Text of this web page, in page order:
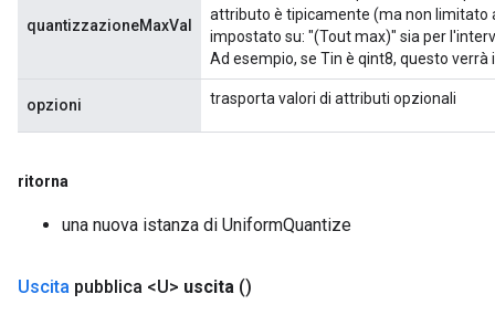
quantizzazioneMaxVal
attributo è tipicamente (ma non limitato
impostato su: "(Tout max)" sia per
Ad esempio, se Tin è qint8, questo verrà
opzioni trasporta valori di attributi opzionali
ritorna
una nuova istanza di UniformQuantize
Uscita pubblica <U> uscita ()